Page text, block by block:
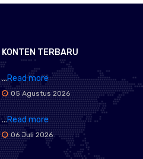
KONTEN TERBARU
...Read more
05 Agustus 2026
...Read more
06 Juli 2026